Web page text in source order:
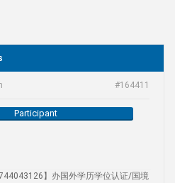
#164411
Participant
】办国外学历学位认证/国境